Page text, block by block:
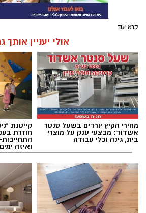
קרא עוד
אולי יעניין אותך
מחירי הקיץ יורדים בשעל סנטר
אשדוד: מבצעי ענק על מוצרי
בית, גינה וכלי עבודה
קייטנת
חוזרת
ואיזה